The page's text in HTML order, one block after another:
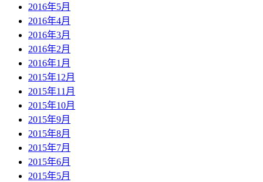
2016年5月
2016年4月
2016年3月
2016年2月
2016年1月
2015年12月
2015年11月
2015年10月
2015年9月
2015年8月
2015年7月
2015年6月
2015年5月